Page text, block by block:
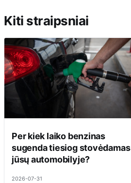
Kiti straipsniai
Per kiek laiko benzinas
sugenda tiesiog stovėdamas
jūsų automobilyje?
2026-07-31